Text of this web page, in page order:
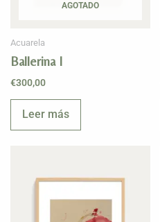
AGOTADO
Acuarela
Ballerina I
€300,00
Leer más